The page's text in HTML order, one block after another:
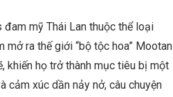
mỹ Thái Lan thuộc thể loại
ra thế giới “bộ tộc hoa” Mootan
khiến họ trở thành mục tiêu bị một
cảm xúc dần nảy nở, câu chuyện